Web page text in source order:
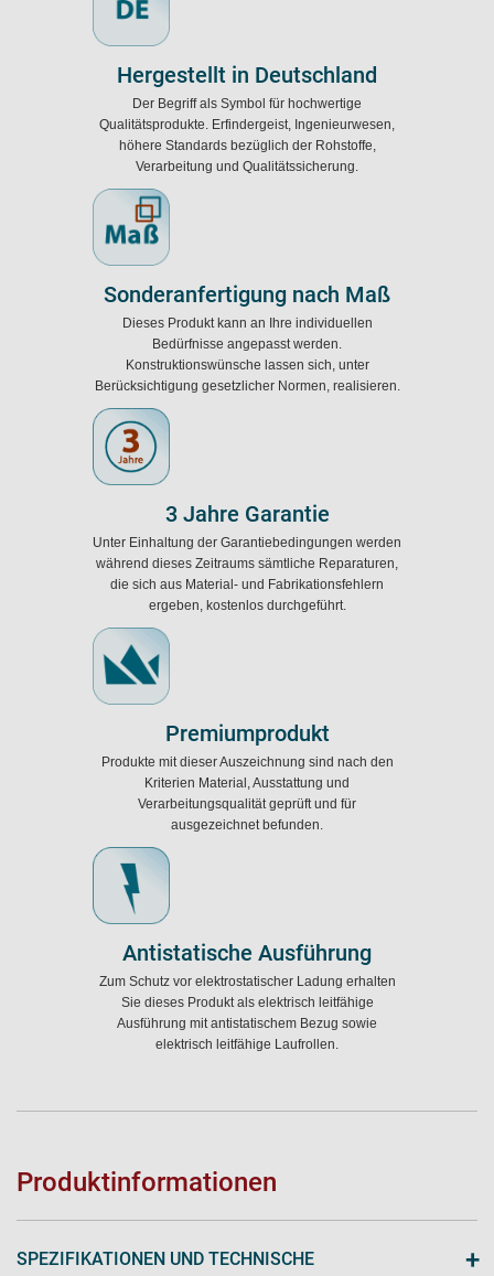
Hergestellt in Deutschland
Der Begriff als Symbol für hochwertige
Qualitätsprodukte. Erfindergeist, Ingenieurwesen,
höhere Standards bezüglich der Rohstoffe,
Verarbeitung und Qualitätssicherung.
Sonderanfertigung nach Maß
Dieses Produkt kann an Ihre individuellen
Bedürfnisse angepasst werden.
Konstruktionswünsche lassen sich, unter
Berücksichtigung gesetzlicher Normen, realisieren.
3 Jahre Garantie
Unter Einhaltung der Garantiebedingungen werden
während dieses Zeitraums sämtliche Reparaturen,
die sich aus Material- und Fabrikationsfehlern
ergeben, kostenlos durchgeführt.
Premiumprodukt
Produkte mit dieser Auszeichnung sind nach den
Kriterien Material, Ausstattung und
Verarbeitungsqualität geprüft und für
ausgezeichnet befunden.
Antistatische Ausführung
Zum Schutz vor elektrostatischer Ladung erhalten
Sie dieses Produkt als elektrisch leitfähige
Ausführung mit antistatischem Bezug sowie
elektrisch leitfähige Laufrollen.
Produktinformationen
SPEZIFIKATIONEN UND TECHNISCHE
+